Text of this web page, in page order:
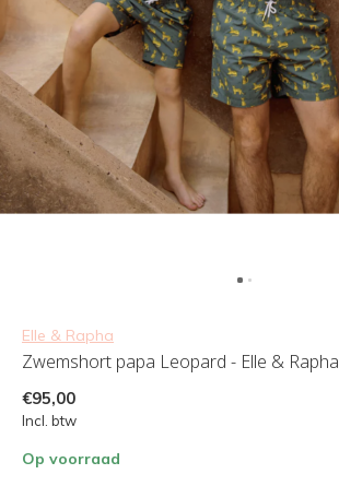
Elle & Rapha
Zwemshort papa Leopard - Elle & Rapha
€95,00
Incl. btw
Op voorraad